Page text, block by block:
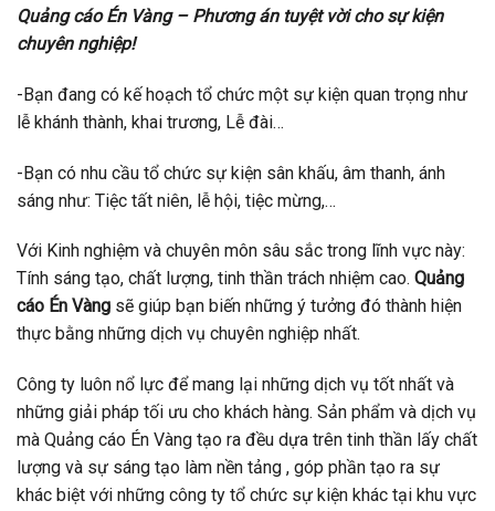
Quảng cáo Én Vàng – Phương án tuyệt vời cho sự kiện
chuyên nghiệp!
-Bạn đang có kế hoạch tổ chức một sự kiện quan trọng như
lễ khánh thành, khai trương, Lễ đài…
-Bạn có nhu cầu tổ chức sự kiện sân khấu, âm thanh, ánh
sáng như: Tiệc tất niên, lễ hội, tiệc mừng,…
Với Kinh nghiệm và chuyên môn sâu sắc trong lĩnh vực này:
Tính sáng tạo, chất lượng, tinh thần trách nhiệm cao. Quảng
cáo Én Vàng sẽ giúp bạn biến những ý tưởng đó thành hiện
thực bằng những dịch vụ chuyên nghiệp nhất.
Công ty luôn nổ lực để mang lại những dịch vụ tốt nhất và
những giải pháp tối ưu cho khách hàng. Sản phẩm và dịch vụ
mà Quảng cáo Én Vàng tạo ra đều dựa trên tinh thần lấy chất
lượng và sự sáng tạo làm nền tảng , góp phần tạo ra sự
khác biệt với những công ty tổ chức sự kiện khác tại khu vực